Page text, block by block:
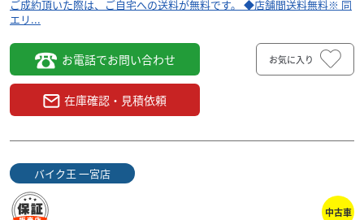
ヤマハ
ＹＺＦ－Ｒ２５ ２０１８年モデル カスタムシート
ご成約頂いた際は、ご自宅への送料が無料です。 ◆店舗間送料無料※ 同
エリ...
お電話でお問い合わせ
在庫確認・見積依頼
お気に入り
バイク王 一宮店
中古車